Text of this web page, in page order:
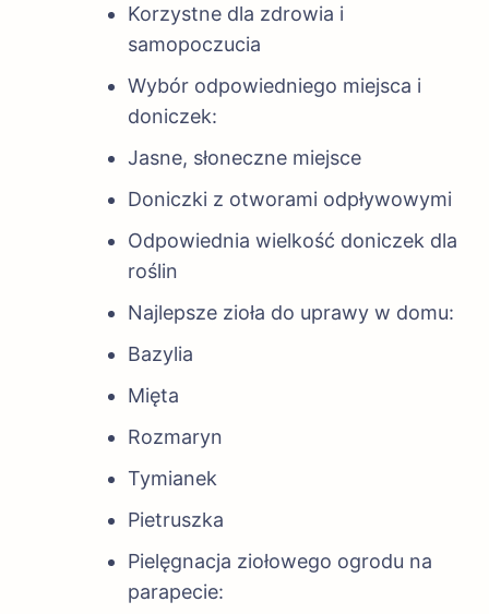
Korzystne dla zdrowia i
samopoczucia
Wybór odpowiedniego miejsca i
doniczek:
Jasne, słoneczne miejsce
Doniczki z otworami odpływowymi
Odpowiednia wielkość doniczek dla
roślin
Najlepsze zioła do uprawy w domu:
Bazylia
Mięta
Rozmaryn
Tymianek
Pietruszka
Pielęgnacja ziołowego ogrodu na
parapecie: